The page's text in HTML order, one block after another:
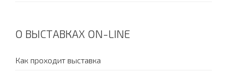
О ВЫСТАВКАХ ON-LINE
Как проходит выставка